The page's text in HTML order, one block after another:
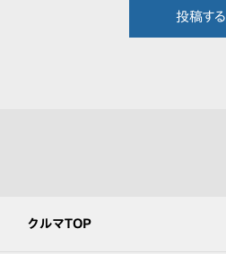
投稿する
クルマTOP